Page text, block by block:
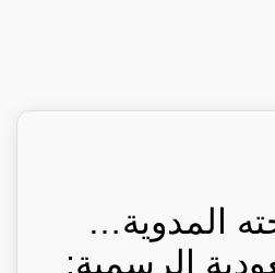
المدوية…
الرسمية: